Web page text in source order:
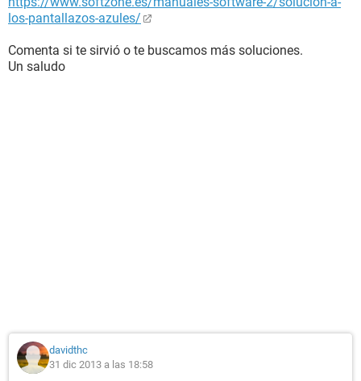
los-pantallazos-azules/
Comenta si te sirvió o te buscamos más soluciones.
Un saludo
davidthc
31 dic 2013 a las 18:58